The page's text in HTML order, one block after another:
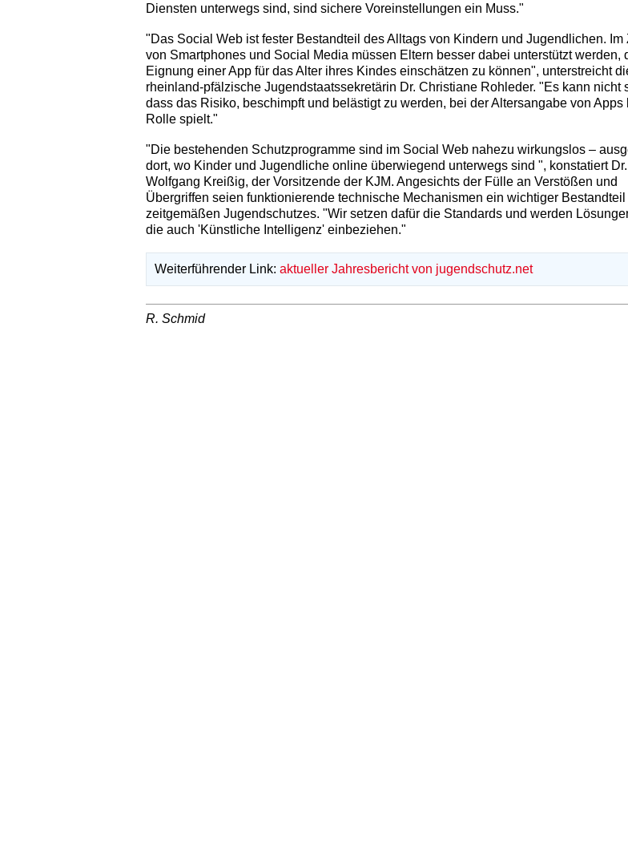
Diensten unterwegs sind, sind sichere Voreinstellungen ein Muss."
"Das Social Web ist fester Bestandteil des Alltags von Kindern und Jugendlichen. Im
von Smartphones und Social Media müssen Eltern besser dabei unterstützt werden,
Eignung einer App für das Alter ihres Kindes einschätzen zu können", unterstreicht
rheinland-pfälzische Jugendstaatssekretärin Dr. Christiane Rohleder. "Es kann nicht
dass das Risiko, beschimpft und belästigt zu werden, bei der Altersangabe von Apps
Rolle spielt."
"Die bestehenden Schutzprogramme sind im Social Web nahezu wirkungslos –
dort, wo Kinder und Jugendliche online überwiegend unterwegs sind ", konstatiert Dr.
Wolfgang Kreißig, der Vorsitzende der KJM. Angesichts der Fülle an Verstößen und
Übergriffen seien funktionierende technische Mechanismen ein wichtiger Bestandteil
zeitgemäßen Jugendschutzes. "Wir setzen dafür die Standards und werden
die auch 'Künstliche Intelligenz' einbeziehen."
Weiterführender Link: aktueller Jahresbericht von jugendschutz.net
R. Schmid